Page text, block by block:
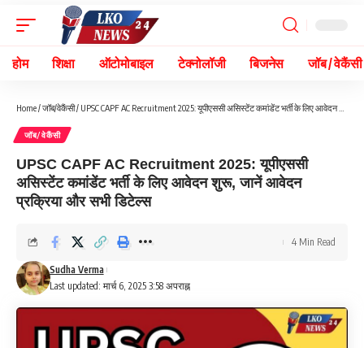
होम शिक्षा ऑटोमोबाइल टेक्नोलॉजी बिजनेस जॉब / वेकैंसी
Home/जॉब/वेकैंसी/ UPSC CAPF AC Recruitment 2025: यूपीएससी असिस्टेंट कमांडेंट भर्ती के लिए आवेदन शुरू, जानें आवेदन प्रक्रिया और सभी डिटेल्स
जॉब/वेकैंसी
UPSC CAPF AC Recruitment 2025: यूपीएससी
असिस्टेंट कमांडेंट भर्ती के लिए आवेदन शुरू, जानें आवेदन
प्रक्रिया और सभी डिटेल्स
Last updated: मार्च 6, 2025 3:58 अपराह्न
Sudha Verma
4 Min Read